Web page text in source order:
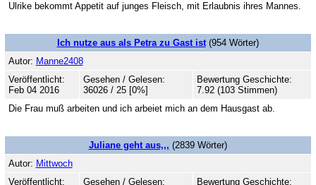
Ulrike bekommt Appetit auf junges Fleisch, mit Erlaubnis ihres Mannes.
Ich nutze aus als Petra zu Gast ist(954 Wörter)
Autor: Manne2408
Veröffentlicht:
Feb 04 2016
Gesehen / Gelesen:
36026 / 25 [0%]
Bewertung Geschichte:
7.92 (103 Stimmen)
Die Frau muß arbeiten und ich arbeiet mich an dem Hausgast ab.
Juliane geht aus,,, (2839 Wörter)
Autor: Mittwoch
Veröffentlicht:
Gesehen / Gelesen:
Bewertung Geschichte: